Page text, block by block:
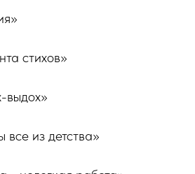
стихов»
выдох»
из детства»